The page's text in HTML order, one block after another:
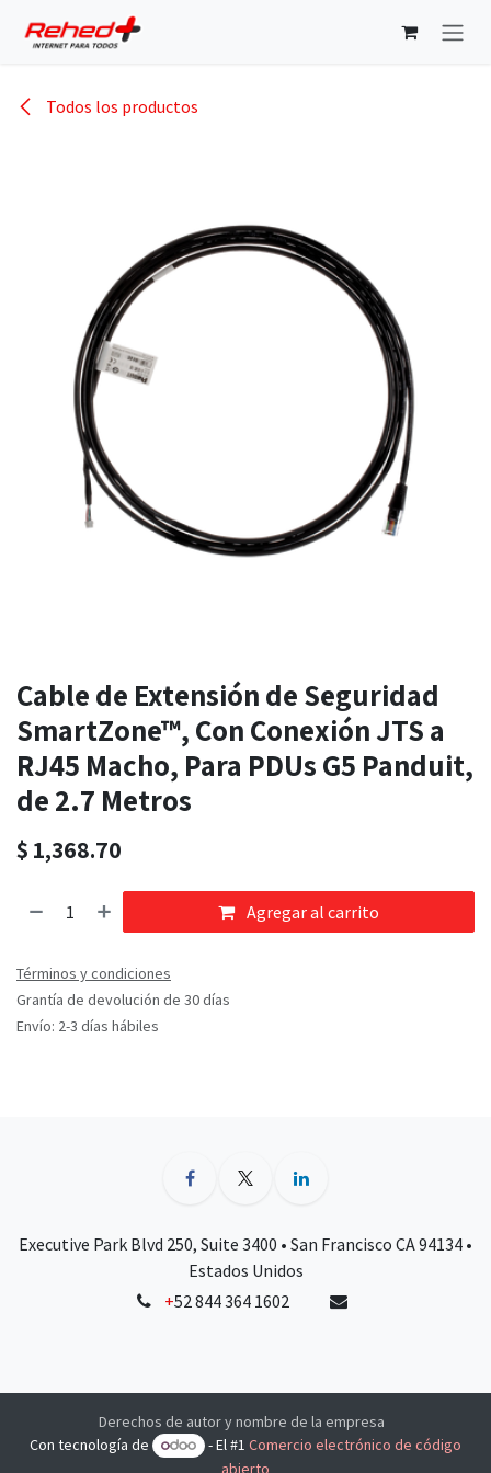
Todos los productos
Cable de Extensión de Seguridad
SmartZone™, Con Conexión JTS a
RJ45 Macho, Para PDUs G5 Panduit,
de 2.7 Metros
$ 1,368.70
Agregar al carrito
Términos y condiciones
Grantía de devolución de 30 días
Envío: 2-3 días hábiles
Executive Park Blvd 250, Suite 3400 • San Francisco CA 94134 •
Estados Unidos
+52 844 364 1602
Derechos de autor y nombre de la empresa
Con tecnología de
- El #1Comercio electrónico de código
abierto